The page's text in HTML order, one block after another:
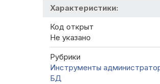
Характеристики:
Код открыт
Не указано
Рубрики
Инструменты
БД